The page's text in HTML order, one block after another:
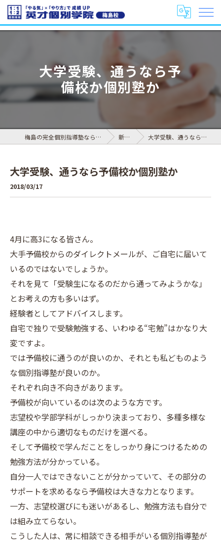
大学受験、通うなら予
備校か個別塾か
梅島の完全個別指導塾なら英才個別学院 梅島校 新着情報 大学受験、通うなら予備校か個別塾か
大学受験、通うなら予備校か個別塾か
2018/03/17
4月に高3になる皆さん。
大手予備校からのダイレクトメールが、ご自宅に届いて
いるのではないでしょうか。
それを見て「受験生になるのだから通ってみようかな」
とお考えの方も多いはず。
経験者としてアドバイスします。
自宅で独りで受験勉強する、いわゆる“宅勉”はかなり大
変ですよ。
では予備校に通うのが良いのか、それとも私どものよう
な個別指導塾が良いのか。
それぞれ向き不向きがあります。
予備校が向いているのは次のような方です。
志望校や学部学科がしっかり決まっており、多種多様な
講座の中から適切なものだけを選べる。
そして予備校で学んだことをしっかり身につけるための
勉強方法が分かっている。
自分一人ではできないことが分かっていて、その部分の
サポートを求めるなら予備校は大きな力となります。
一方、志望校選びにも迷いがあるし、勉強方法も自分で
は組み立てらない。
こうした人は、常に相談できる相手がいる個別指導塾が